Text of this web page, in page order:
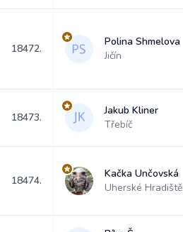
18472.
Polina Shmelova
Jičín
18473.
Jakub Kliner
Třebíč
18474.
Kačka Unčovská
Uherské Hradiště